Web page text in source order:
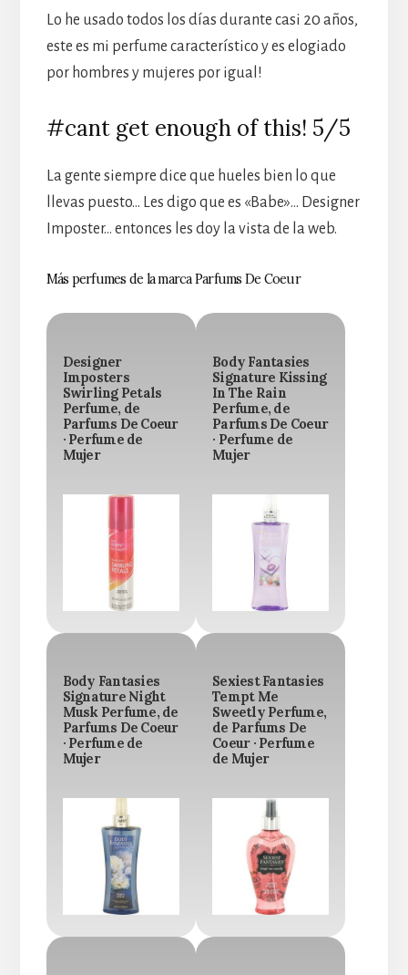
Lo he usado todos los días durante casi 20 años,
este es mi perfume característico y es elogiado
por hombres y mujeres por igual!
#cant get enough of this! 5/5
La gente siempre dice que hueles bien lo que
llevas puesto… Les digo que es «Babe»… Designer
Imposter… entonces les doy la vista de la web.
Más perfumes de la marca Parfums De Coeur
Designer
Imposters
Swirling Petals
Perfume, de
Parfums De Coeur
· Perfume de
Mujer
Body Fantasies
Signature Kissing
In The Rain
Perfume, de
Parfums De Coeur
· Perfume de
Mujer
Body Fantasies
Signature Night
Musk Perfume, de
Parfums De Coeur
· Perfume de
Mujer
Sexiest Fantasies
Tempt Me
Sweetly Perfume,
de Parfums De
Coeur · Perfume
de Mujer